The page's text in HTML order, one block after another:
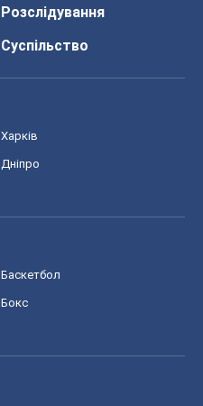
Розслідування
Суспільство
Харків
Дніпро
Баскетбол
Бокс